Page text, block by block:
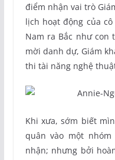
điểm nhận vai trò
lịch hoạt động của
Nam ra Bắc như con
mời danh dự, Giám
thi tài năng nghệ
Khi xưa, sớm biết
quân vào một
nhận; nhưng bởi